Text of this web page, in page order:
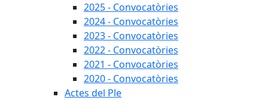
2025 - Convocatòries
2024 - Convocatòries
2023 - Convocatòries
2022 - Convocatòries
2021 - Convocatòries
2020 - Convocatòries
Actes del Ple